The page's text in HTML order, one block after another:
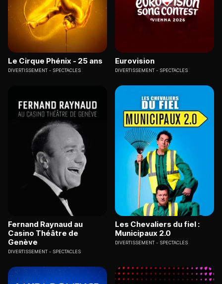
Le Cirque Phénix - 25 ans
DIVERTISSEMENT SPECTACLES
Eurovision
DIVERTISSEMENT SPECTACLES
Fernand Raynaud au
Casino Théâtre de
Genève
DIVERTISSEMENT SPECTACLES
Les Chevaliers du fiel :
Municipaux 2.0
DIVERTISSEMENT SPECTACLES